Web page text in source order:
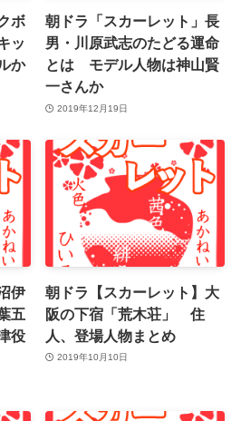
ボ
ッ
か
朝ドラ「スカーレット」長
男・川原武志のたどる運命
とは モデル人物は神山賢
一さんか
2019年12月19日
伊
五
役
朝ドラ【スカーレット】大
阪の下宿「荒木荘」 住
人、登場人物まとめ
2019年10月10日